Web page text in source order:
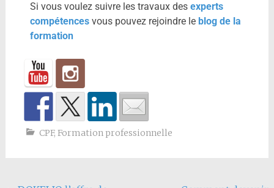
Si vous voulez suivre les travaux des experts
compétencesvous pouvez rejoindre le blog de la
formation
CPF, Formation professionnelle